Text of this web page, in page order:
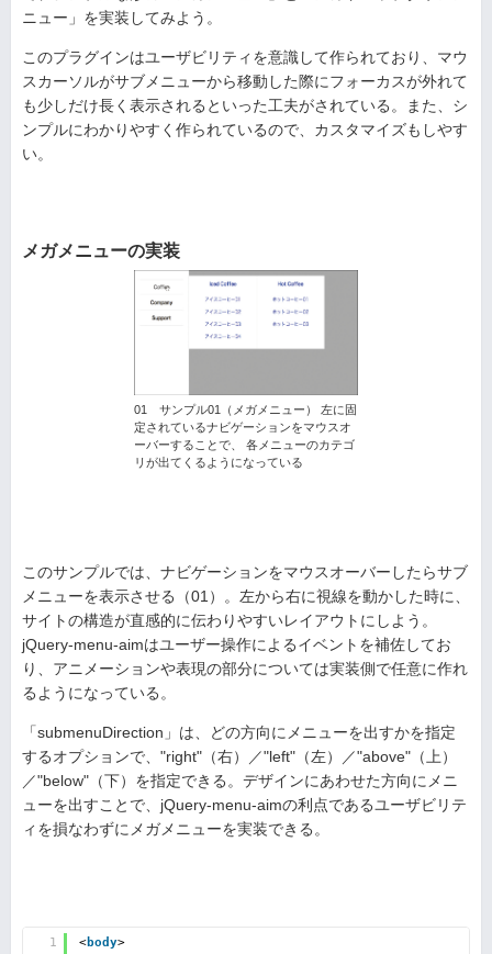
ニュー」を実装してみよう。
このプラグインはユーザビリティを意識して作られており、マウ
スカーソルがサブメニューから移動した際にフォーカスが外れて
も少しだけ長く表示されるといった工夫がされている。また、シ
ンプルにわかりやすく作られているので、カスタマイズもしやす
い。
メガメニューの実装
01 サンプル01（メガメニュー） 左に固
定されているナビゲーションをマウスオ
ーバーすることで、 各メニューのカテゴ
リが出てくるようになっている
このサンプルでは、ナビゲーションをマウスオーバーしたらサブ
メニューを表示させる（01）。左から右に視線を動かした時に、
サイトの構造が直感的に伝わりやすいレイアウトにしよう。
jQuery-menu-aimはユーザー操作によるイベントを補佐してお
り、アニメーションや表現の部分については実装側で任意に作れ
るようになっている。
「submenuDirection」は、どの方向にメニューを出すかを指定
するオプションで、"right"（右）／"left"（左）／"above"（上）
／"below"（下）を指定できる。デザインにあわせた方向にメニ
ューを出すことで、jQuery-menu-aimの利点であるユーザビリテ
ィを損なわずにメガメニューを実装できる。
1
<body>